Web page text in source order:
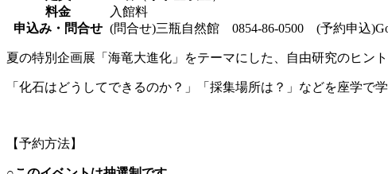
料金
入館料
申込み・問合せ (問合せ)三瓶自然館 0854-86-0500 (予約申込
夏の特別企画展「海竜大進化」をテーマにした、自由研究のヒン
「化石はどうしてできるのか？」「採集場所は？」などを座学で
【予約方法】